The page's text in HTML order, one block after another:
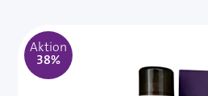
Aktion
38%